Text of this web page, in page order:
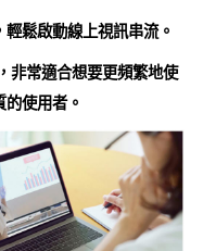
鬆啟動線上視訊串流。
非常適合想要更頻繁地使
使用者。